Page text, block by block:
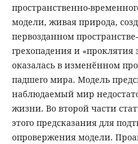
пространственно-
модели, живая природа,
первозданном
грехопадения и «проклятия
оказалась в изменённом
падшего мира. Модель
наблюдаемый мир
жизни. Во второй части
этого предсказания для
опровержения модели.